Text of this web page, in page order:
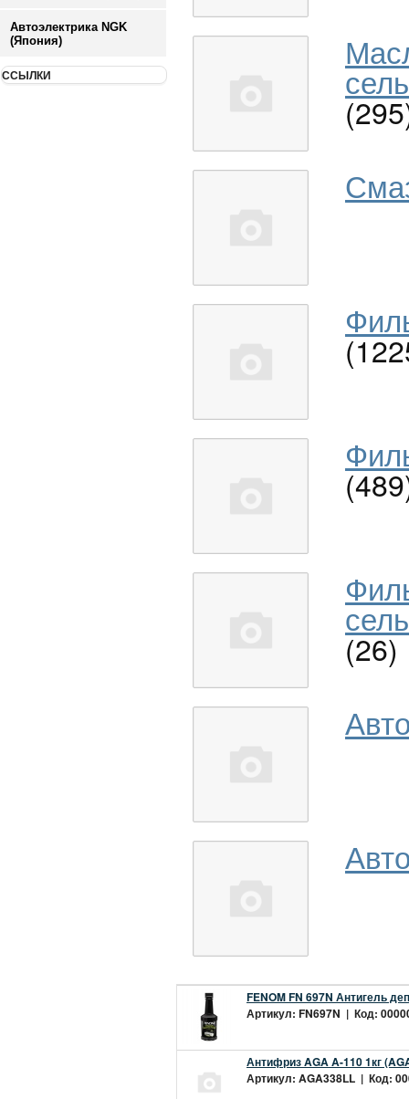
Автоэлектрика NGK
(Япония)
ССЫЛКИ
(26)
FENOM FN 697N Антигель
Артикул: FN697N | Код:
Антифриз AGA A-110 1кг
Артикул: AGA338LL | Код: